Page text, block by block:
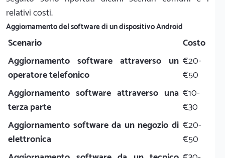
relativi costi.
Aggiornamento del software di un dispositivo Android
Scenario
Costo
Aggiornamento software attraverso un
operatore telefonico
€20-
€50
Aggiornamento software attraverso una
terza parte
€10-
€30
Aggiornamento software da un negozio di
elettronica
€20-
€50